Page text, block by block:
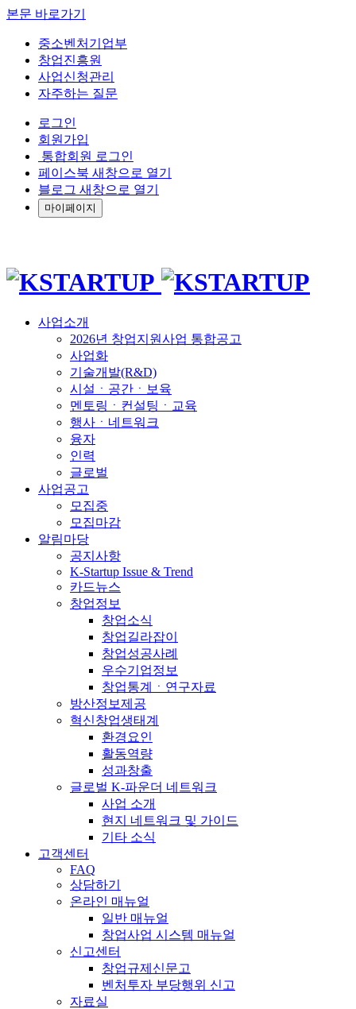
본문 바로가기
중소벤처기업부
창업진흥원
사업신청관리
자주하는 질문
로그인
회원가입
통합회원 로그인
페이스북 새창으로 열기
블로그 새창으로 열기
마이페이지
사업소개
2026년 창업지원사업 통합공고
사업화
기술개발(R&D)
시설ㆍ공간ㆍ보육
멘토링ㆍ컨설팅ㆍ교육
행사ㆍ네트워크
융자
인력
글로벌
사업공고
모집중
모집마감
알림마당
공지사항
K-Startup Issue & Trend
카드뉴스
창업정보
창업소식
창업길라잡이
창업성공사례
우수기업정보
창업통계ㆍ연구자료
방산정보제공
혁신창업생태계
환경요인
활동역량
성과창출
글로벌 K-파운더 네트워크
사업 소개
현지 네트워크 및 가이드
기타 소식
고객센터
FAQ
상담하기
온라인 매뉴얼
일반 매뉴얼
창업사업 시스템 매뉴얼
신고센터
창업규제신문고
벤처투자 부당행위 신고
자료실